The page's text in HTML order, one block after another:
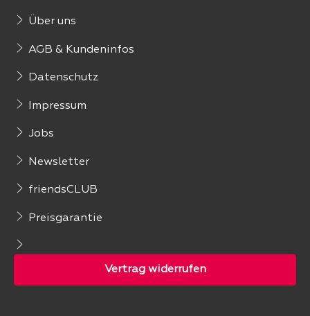
Über uns
AGB & Kundeninfos
Datenschutz
Impressum
Jobs
Newsletter
friendsCLUB
Preisgarantie